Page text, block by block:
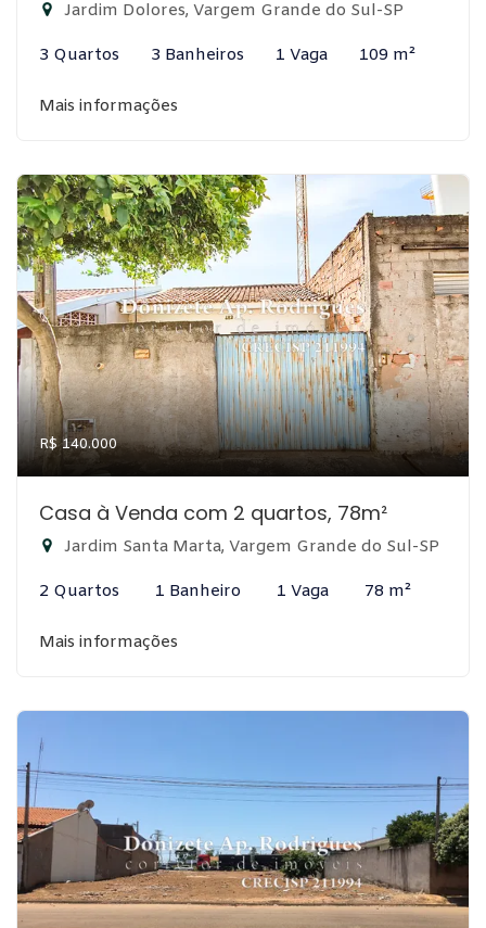
Jardim Dolores, Vargem Grande do Sul-SP
3 Quartos 3 Banheiros 1 Vaga 109 m²
Mais informações
R$ 140.000
Casa à Venda com 2 quartos, 78m²
Jardim Santa Marta, Vargem Grande do Sul-SP
2 Quartos 1 Banheiro 1 Vaga 78 m²
Mais informações